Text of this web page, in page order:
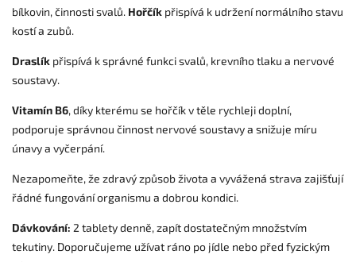
bílkovin, činnosti svalů. Hořčík přispívá k udržení normálního stavu
kostí a zubů.
Draslík přispívá k správné funkci svalů, krevního tlaku a nervové
soustavy.
Vitamín B6, díky kterému se hořčík v těle rychleji doplní,
podporuje správnou činnost nervové soustavy a snižuje míru
únavy a vyčerpání.
Nezapomeňte, že zdravý způsob života a vyvážená strava zajišťují
řádné fungování organismu a dobrou kondici.
Dávkování: 2 tablety denně, zapít dostatečným množstvím
tekutiny. Doporučujeme užívat ráno po jídle nebo před fyzickým